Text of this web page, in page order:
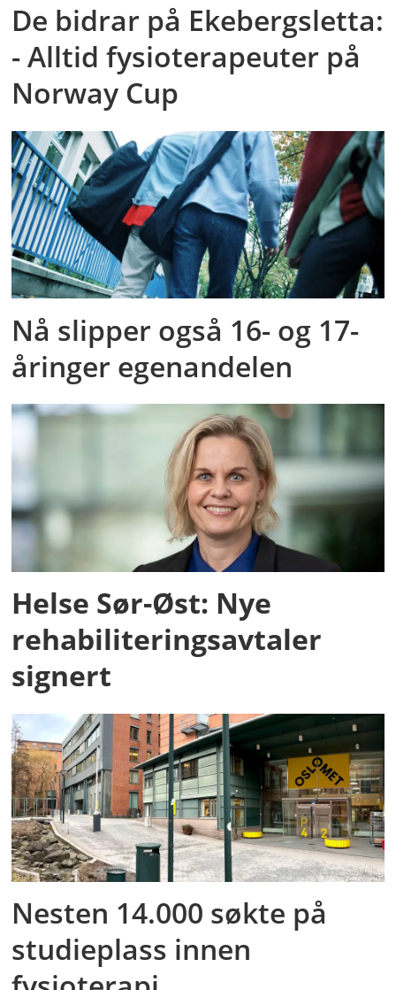
De bidrar på Ekebergsletta:
- Alltid fysioterapeuter på
Norway Cup
Nå slipper også 16- og 17-
åringer egenandelen
Helse Sør-Øst: Nye
rehabiliteringsavtaler
signert
Nesten 14.000 søkte på
studieplass innen